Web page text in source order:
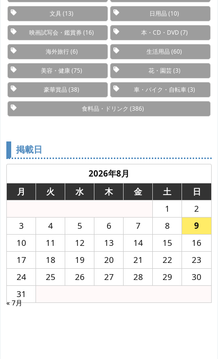
文具 (13) 日用品 (10)
映画試写会・鑑賞券 (16) 本・CD・DVD (7)
海外旅行(6) 生活用品 (60)
美容・健康(75) 花・園芸(3)
豪華賞品 (38) 車・バイク・自転車(3)
食料品・ドリンク (386)
掲載日
2026年8月
月
火 水 木 金 土
日
1
2
3
4 5 6 7 8
9
10
11 12 13 14 15
16
17
18 19 20 21 22
23
24
25 26 27 28 29
30
31
« 7月